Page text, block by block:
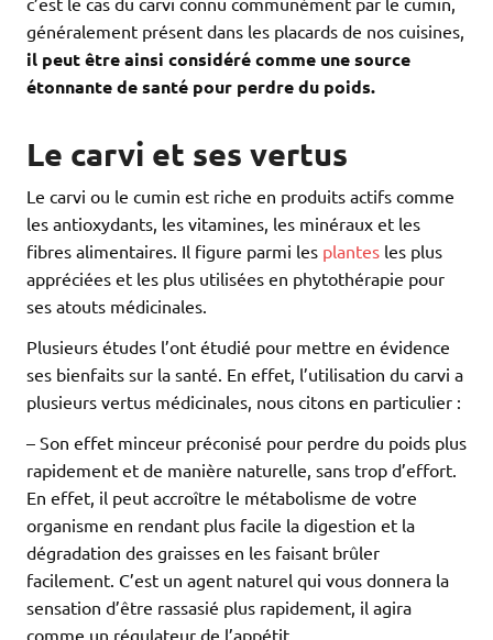
généralement présent dans les placards de nos cuisines,
il peut être ainsi considéré comme une source
étonnante de santé pour perdre du poids.
Le carvi et ses vertus
Le carvi ou le cumin est riche en produits actifs comme
les antioxydants, les vitamines, les minéraux et les
fibres alimentaires. Il figure parmi les plantes les plus
appréciées et les plus utilisées en phytothérapie pour
ses atouts médicinales.
Plusieurs études l’ont étudié pour mettre en évidence
ses bienfaits sur la santé. En effet, l’utilisation du carvi a
plusieurs vertus médicinales, nous citons en particulier :
– Son effet minceur préconisé pour perdre du poids plus
rapidement et de manière naturelle, sans trop d’effort.
En effet, il peut accroître le métabolisme de votre
organisme en rendant plus facile la digestion et la
dégradation des graisses en les faisant brûler
facilement. C’est un agent naturel qui vous donnera la
sensation d’être rassasié plus rapidement, il agira
comme un régulateur de l’appétit.